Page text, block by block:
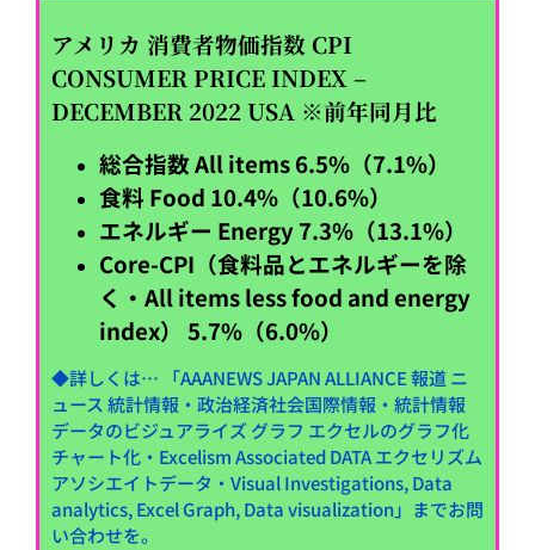
アメリカ 消費者物価指数 CPI
CONSUMER PRICE INDEX –
DECEMBER 2022 USA ※前年同月比
総合指数 All items 6.5%（7.1%）
食料 Food 10.4%（10.6%）
エネルギー Energy 7.3%（13.1%）
Core-CPI（食料品とエネルギーを除
く・All items less food and energy
index） 5.7%（6.0%）
◆詳しくは… 「AAANEWS JAPAN ALLIANCE 報道 ニ
ュース 統計情報・政治経済社会国際情報・統計情報
データのビジュアライズ グラフ エクセルのグラフ化
チャート化・Excelism Associated DATA エクセリズム
アソシエイトデータ・Visual Investigations, Data
analytics, Excel Graph, Data visualization」までお問
い合わせを。